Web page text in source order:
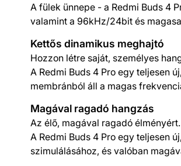
A fülek ünnepe - a Redmi Buds 4
valamint a 96kHz/24bit és
Kettős dinamikus meghajtó
Hozzon létre saját, személyes
A Redmi Buds 4 Pro egy teljesen
membránból áll a magas
Magával ragadó hangzás
Az élő, magával ragadó élményért.
A Redmi Buds 4 Pro egy teljesen
szimulálásához, és valóban